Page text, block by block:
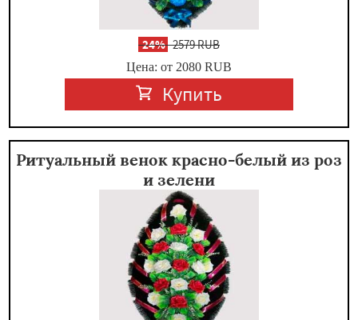
-24%2579 RUB
Цена: от 2080 RUB
Купить
Ритуальный венок красно-белый из роз
и зелени